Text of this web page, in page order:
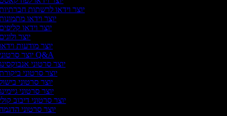
יוצר וידאו לרשתות
יוצר וידאו
יוצר וידאו
יוצר
יוצר מודעות
יוצר סרטוני Q&A
יוצר סרטוני
יוצר סרטוני
יוצר סרטוני
יוצר סרטוני
יוצר סרטוני דיבוב
יוצר סרטוני